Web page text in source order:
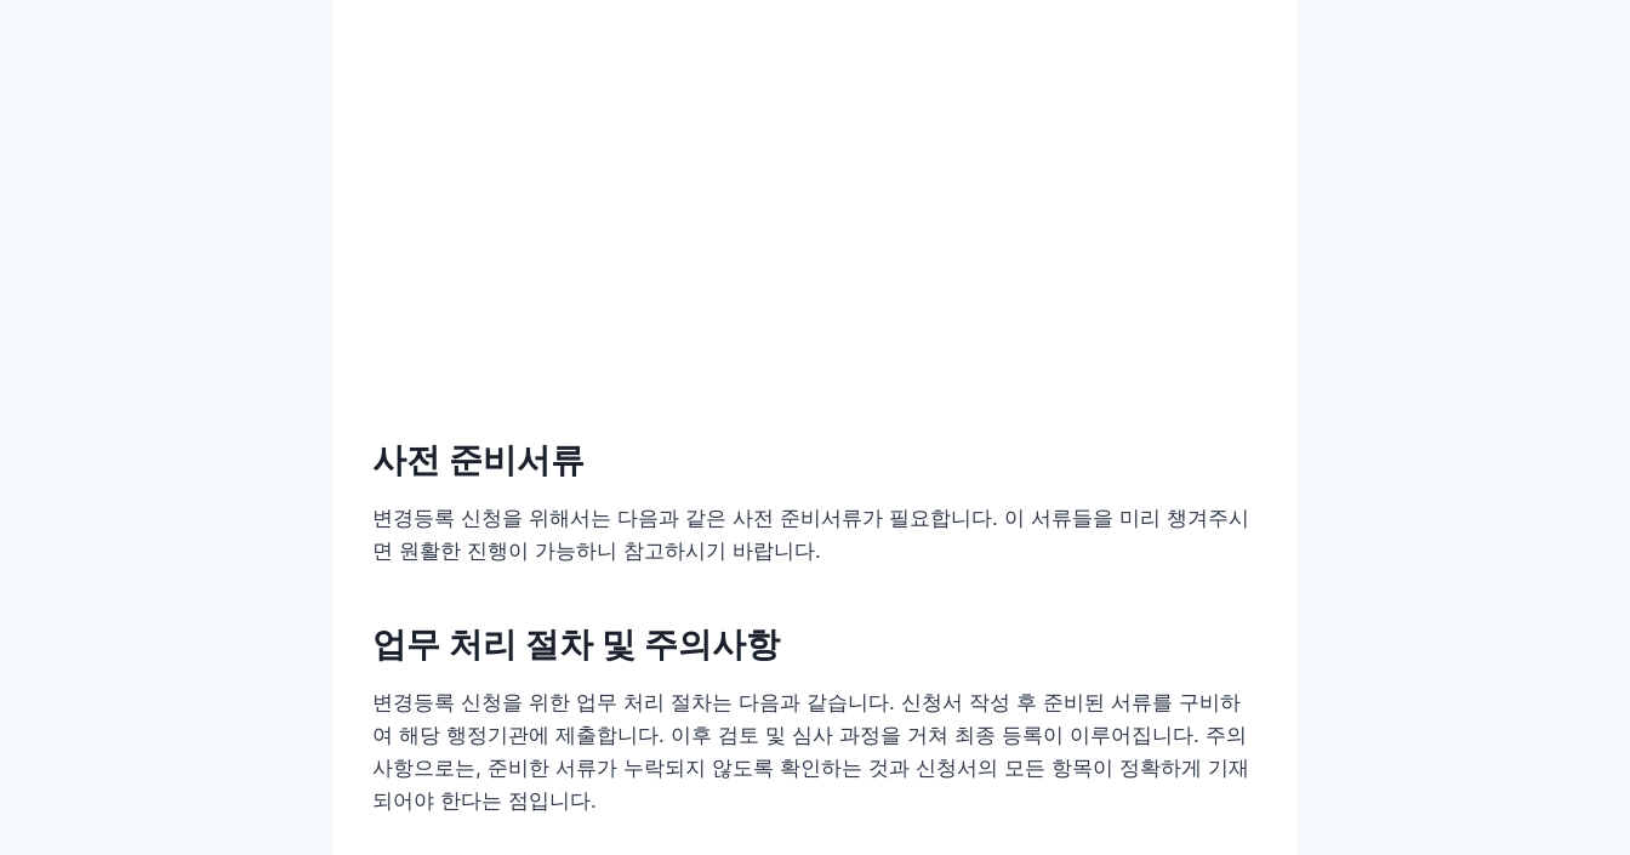
사전 준비서류
변경등록 신청을 위해서는 다음과 같은 사전 준비서류가 필요합니다. 이 서류들을 미리 챙겨주시
면 원활한 진행이 가능하니 참고하시기 바랍니다.
업무 처리 절차 및 주의사항
변경등록 신청을 위한 업무 처리 절차는 다음과 같습니다. 신청서 작성 후 준비된 서류를 구비하
여 해당 행정기관에 제출합니다. 이후 검토 및 심사 과정을 거쳐 최종 등록이 이루어집니다. 주의
사항으로는, 준비한 서류가 누락되지 않도록 확인하는 것과 신청서의 모든 항목이 정확하게 기재
되어야 한다는 점입니다.